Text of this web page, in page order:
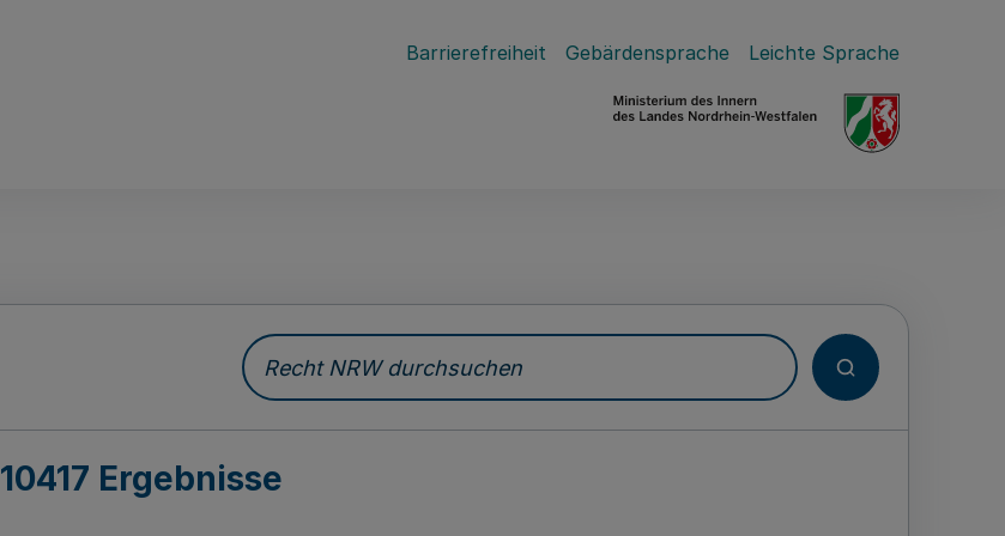
Barrierefreiheit Gebärdensprache Leichte Sprache
Recht NRW durchsuchen
10417 Ergebnisse